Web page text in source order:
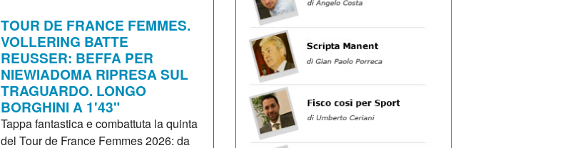
TOUR DE FRANCE FEMMES.
VOLLERING BATTE
REUSSER: BEFFA PER
NIEWIADOMA RIPRESA SUL
TRAGUARDO. LONGO
BORGHINI A 1'43"
Tappa fantastica e combattuta la quinta
del Tour de France Femmes 2026: da